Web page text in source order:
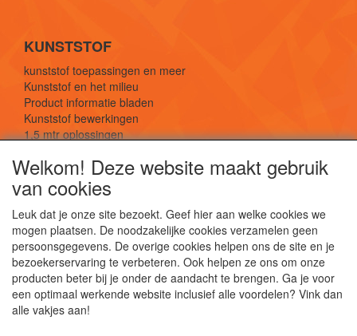
KUNSTSTOF
kunststof toepassingen en meer
Kunststof en het milieu
Product informatie bladen
Kunststof bewerkingen
1,5 mtr oplossingen
SOCIALE MEDIA
De webshop voor kunststof platen, folies, buizen
Welkom! Deze website maakt gebruik
van cookies
Leuk dat je onze site bezoekt. Geef hier aan welke cookies we
mogen plaatsen. De noodzakelijke cookies verzamelen geen
persoonsgegevens. De overige cookies helpen ons de site en je
bezoekerservaring te verbeteren. Ook helpen ze ons om onze
producten beter bij je onder de aandacht te brengen. Ga je voor
een optimaal werkende website inclusief alle voordelen? Vink dan
alle vakjes aan!